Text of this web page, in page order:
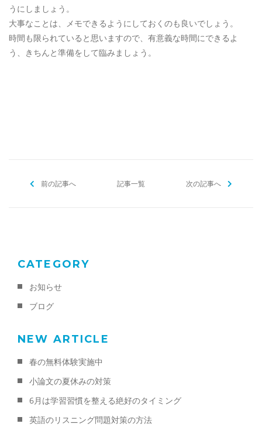
うにしましょう。
大事なことは、メモできるようにしておくのも良いでしょう。
時間も限られていると思いますので、有意義な時間にできるよ
う、きちんと準備をして臨みましょう。
前の記事へ 記事一覧 次の記事へ
CATEGORY
お知らせ
ブログ
NEW ARTICLE
春の無料体験実施中
小論文の夏休みの対策
6月は学習習慣を整える絶好のタイミング
英語のリスニング問題対策の方法